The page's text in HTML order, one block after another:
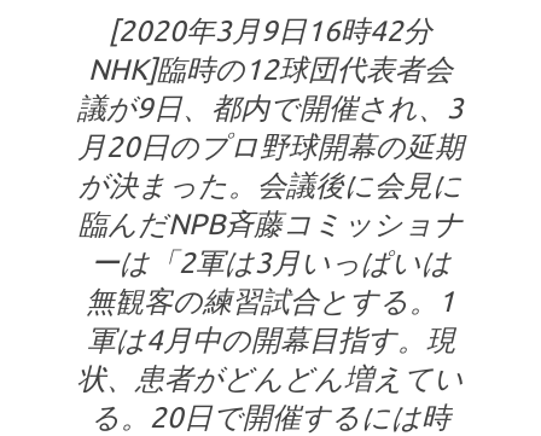
[2020年3月9日16時42分
NHK]臨時の12球団代表者会
議が9日、都内で開催され、3
月20日のプロ野球開幕の延期
が決まった。会議後に会見に
臨んだNPB斉藤コミッショナ
ーは「2軍は3月いっぱいは
無観客の練習試合とする。1
軍は4月中の開幕目指す。現
状、患者がどんどん増えてい
る。20日で開催するには時